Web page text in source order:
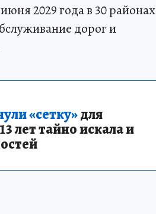
2029 года в 30 районах
дорог и
«сетку»для
лет тайно искала и